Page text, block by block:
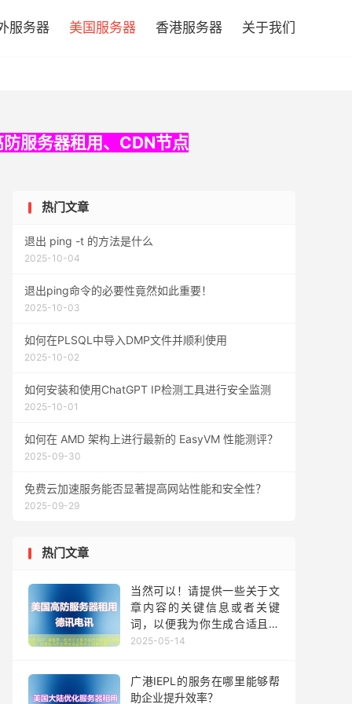
服务器 美国服务器 香港服务器 关于我们
防服务器租用、 CDN节点
热门文章
退出 ping -t 的方法是什么
2025-10-04
退出ping命令的必要性竟然如此重要！
2025-10-03
如何在PLSQL中导入DMP文件并顺利使用
2025-10-02
如何安装和使用ChatGPT IP检测工具进行安全监测
2025-10-01
如何在 AMD 架构上进行最新的 EasyVM 性能测评？
2025-09-30
免费云加速服务能否显著提高网站性能和安全性？
2025-09-29
热门文章
当然可以！请提供一些关于文
章内容的关键信息或者关键
词，以便我为你生成合适且吸
引人的新标题。
2025-05-14
广港IEPL的服务在哪里能够帮
助企业提升效率？